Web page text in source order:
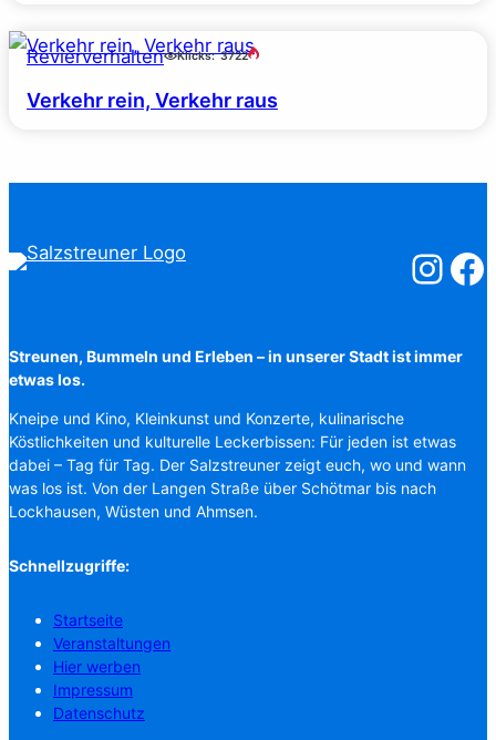
Revierverhalten Klicks: 3722
Verkehr rein, Verkehr raus
Streunen, Bummeln und Erleben – in unserer Stadt ist immer
etwas los.
Kneipe und Kino, Kleinkunst und Konzerte, kulinarische
Köstlichkeiten und kulturelle Leckerbissen: Für jeden ist etwas
dabei – Tag für Tag. Der Salzstreuner zeigt euch, wo und wann
was los ist. Von der Langen Straße über Schötmar bis nach
Lockhausen, Wüsten und Ahmsen.
Schnellzugriffe:
Startseite
Veranstaltungen
Hier werben
Impressum
Datenschutz